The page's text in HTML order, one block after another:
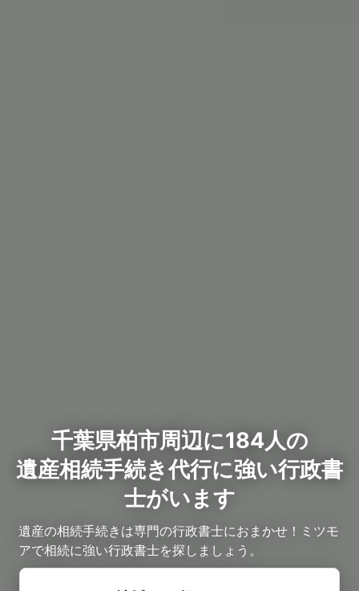
千葉県柏市周辺に184人の
遺産相続手続き代行に強い行政書
士がいます
遺産の相続手続きは専門の行政書士におまかせ！ミツモ
アで相続に強い行政書士を探しましょう。